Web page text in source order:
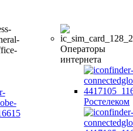
Операторы
интернета
Ростелеком